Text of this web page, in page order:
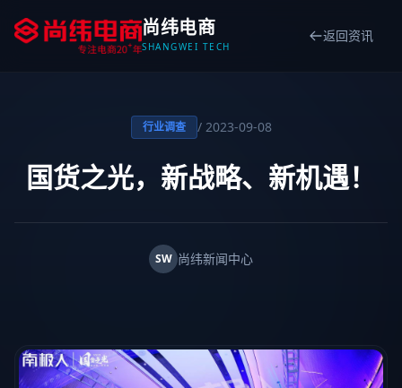
尚纬电商
SHANGWEI TECH
返回资讯
行业调查 / 2023-09-08
国货之光，新战略、新机遇！
SW 尚纬新闻中心